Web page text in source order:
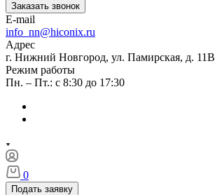
Заказать звонок
E-mail
info_nn@hiconix.ru
Адрес
г. Нижний Новгород, ул. Памирская, д. 11В
Режим работы
Пн. – Пт.: с 8:30 до 17:30
0
Подать заявку